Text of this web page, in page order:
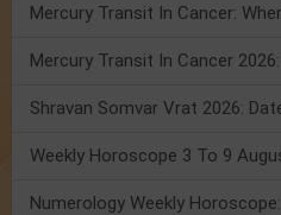
Numerology Weekly